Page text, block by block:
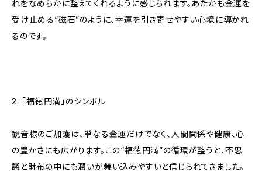
れをなめらかに整えてくれるように感じられます。あたかも金運を
受け止める“磁石”のように、幸運を引き寄せやすい心境に導かれ
るのです。
2. 「福徳円満」のシンボル
観音様のご加護は、単なる金運だけでなく、人間関係や健康、心
の豊かさにも広がります。この“福徳円満”の循環が整うと、不思
議と財布の中にも潤いが舞い込みやすいと信じられてきました。